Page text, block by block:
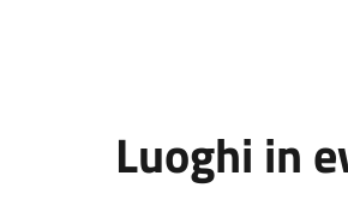
Luoghi in